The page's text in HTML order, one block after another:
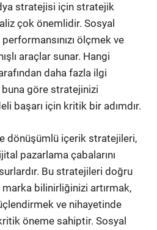
stratejisi için stratejik
çok önemlidir. Sosyal
ölçmek ve
araçlar sunar. Hangi
daha fazla ilgi
göre stratejinizi
başarı için kritik bir adımdır.
dönüşümlü içerik stratejileri,
pazarlama çabalarını
Bu stratejileri doğru
bilinirliğinizi artırmak,
ve nihayetinde
öneme sahiptir. Sosyal